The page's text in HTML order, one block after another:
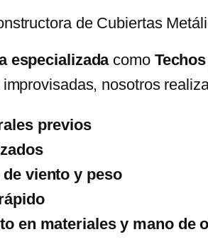
de Cubiertas
especializadacomo
nosotros
previos
viento y peso
en materiales y mano de